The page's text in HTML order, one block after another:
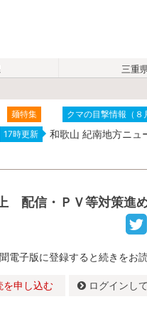
三重
麺特集 クマの目撃情報（８
17時更新 和歌山 紀南地方ニュ
配信・ＰＶ等対策進
電子版に登録すると続きをお
を申し込む ログインし